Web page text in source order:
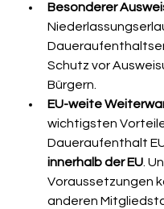
Besonderer
Schutz vor
Bürgern.
EU-weite
wichtigsten
Daueraufenthalt
innerhalb der EU .
Voraussetzungen
anderen